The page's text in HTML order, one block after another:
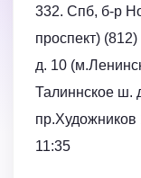
332. Спб, б-р
проспект)
д. 10
Талиннское ш.
11:35